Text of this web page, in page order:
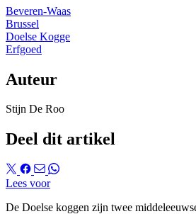
Beveren-Waas
Brussel
Doelse Kogge
Erfgoed
Auteur
Stijn De Roo
Deel dit artikel
Lees voor
De Doelse koggen zijn twee